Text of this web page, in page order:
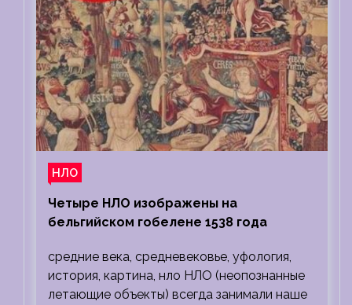
НЛО
Четыре НЛО изображены на
бельгийском гобелене 1538 года
средние века, средневековье, уфология,
история, картина, нло НЛО (неопознанные
летающие объекты) всегда занимали наше